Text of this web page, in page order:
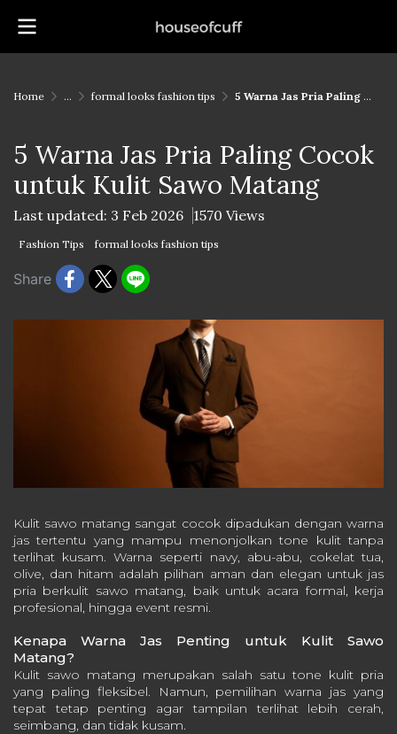
Home ... formal looks fashion tips 5 Warna Jas Pria Paling Cocok untuk Kulit Sawo Matang
5 Warna Jas Pria Paling Cocok
untuk Kulit Sawo Matang
Last updated: 3 Feb 2026 1570 Views
Fashion Tips formal looks fashion tips
Share
Kulit sawo matang sangat cocok dipadukan dengan warna
jas tertentu yang mampu menonjolkan tone kulit tanpa
terlihat kusam. Warna seperti navy, abu-abu, cokelat tua,
olive, dan hitam adalah pilihan aman dan elegan untuk jas
pria berkulit sawo matang, baik untuk acara formal, kerja
profesional, hingga event resmi.
Kenapa Warna Jas Penting untuk Kulit Sawo
Matang?
Kulit sawo matang merupakan salah satu tone kulit pria
yang paling fleksibel. Namun, pemilihan warna jas yang
tepat tetap penting agar tampilan terlihat lebih cerah,
seimbang, dan tidak kusam.